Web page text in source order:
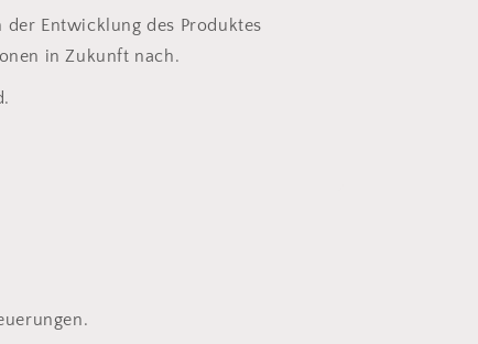
Entwicklung des Produktes
in Zukunft nach.